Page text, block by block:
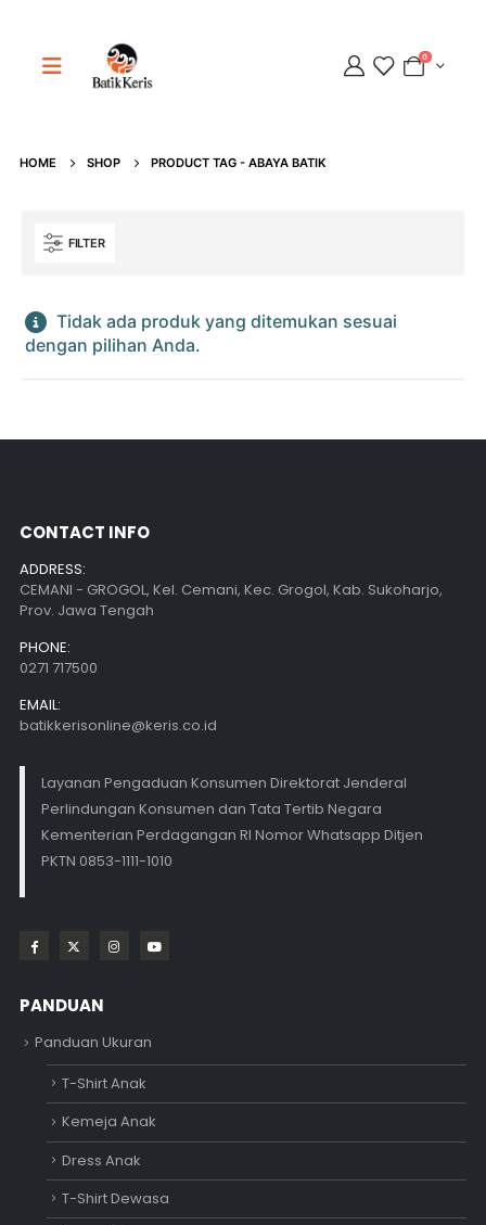
0
HOME SHOP PRODUCT TAG - ABAYA BATIK
FILTER
Tidak ada produk yang ditemukan sesuai
dengan pilihan Anda.
CONTACT INFO
ADDRESS:
CEMANI - GROGOL, Kel. Cemani, Kec. Grogol, Kab. Sukoharjo,
Prov. Jawa Tengah
PHONE:
0271 717500
EMAIL:
batikkerisonline@keris.co.id
Layanan Pengaduan Konsumen Direktorat Jenderal
Perlindungan Konsumen dan Tata Tertib Negara
Kementerian Perdagangan RI Nomor Whatsapp Ditjen
PKTN 0853-1111-1010
PANDUAN
Panduan Ukuran
T-Shirt Anak
Kemeja Anak
Dress Anak
T-Shirt Dewasa